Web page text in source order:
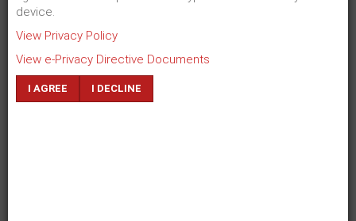
#Gestaltung Design und Layout
#Technische Umsetzung, Hosting, Datenbanktechnik
#Mitarbeiterschulung
device.
View Privacy Policy
View e-Privacy Directive Documents
I AGREE I DECLINE